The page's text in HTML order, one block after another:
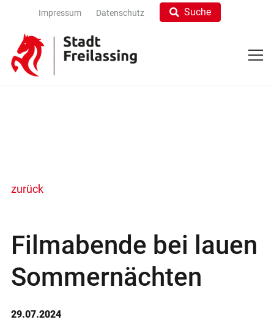
Impressum Datenschutz Suche
zurück
Filmabende bei lauen
Sommernächten
29.07.2024